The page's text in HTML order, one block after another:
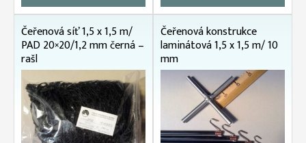
Čeřenová síť 1,5 x 1,5 m/
PAD 20×20/1,2 mm černá –
rašl
Čeřenová konstrukce
laminátová 1,5 x 1,5 m/ 10
mm